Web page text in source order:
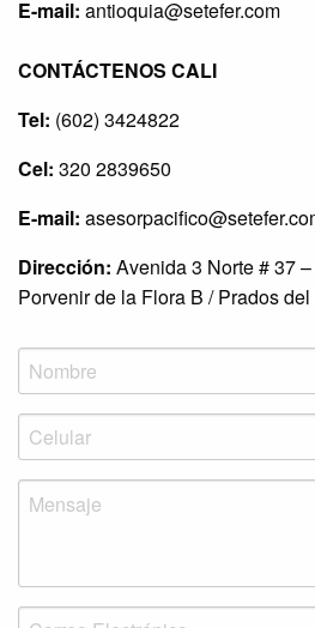
E-mail: antioquia@setefer.com
CONTÁCTENOS CALI
Tel: (602) 3424822
Cel: 320 2839650
E-mail:
Dirección: Avenida 3 Norte # 37
Porvenir de la Flora B / Prados